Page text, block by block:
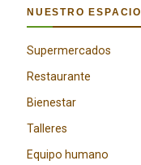
NUESTRO ESPACIO
Supermercados
Restaurante
Bienestar
Talleres
Equipo humano